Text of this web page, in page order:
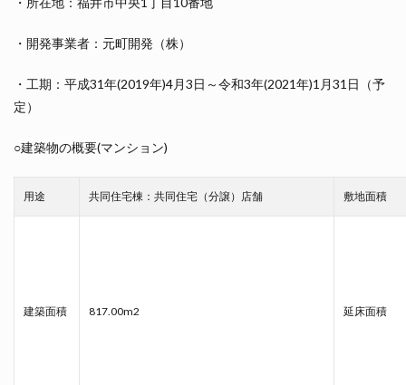
・開発事業者：元町開発（株）
・工期：平成31年(2019年)4月3日～令和3年(2021年)1月31日（予
定）
○建築物の概要(マンション)
用途 共同住宅棟：共同住宅（分譲）店舗 敷地面積
建築面積 817.00m2 延床面積